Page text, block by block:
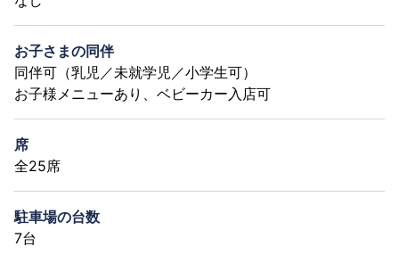
お子さまの同伴
同伴可（乳児／未就学児／小学生可）
お子様メニューあり、ベビーカー入店可
席
全25席
駐車場の台数
7台